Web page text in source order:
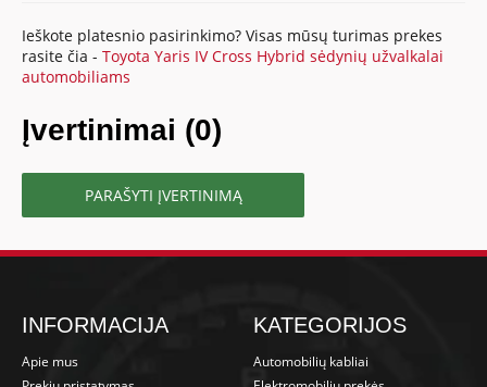
Ieškote platesnio pasirinkimo? Visas mūsų turimas prekes
rasite čia -Toyota Yaris IV Cross Hybrid sėdynių užvalkalai
automobiliams
Įvertinimai (0)
PARAŠYTI ĮVERTINIMĄ
INFORMACIJA
Apie mus
KATEGORIJOS
Automobilių kabliai